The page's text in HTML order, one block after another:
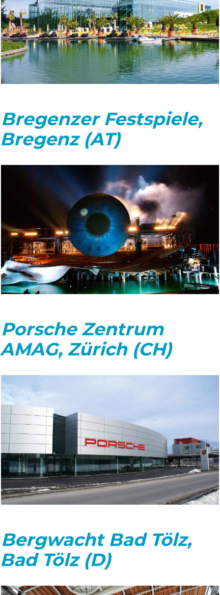
Bregenzer Festspiele,
Bregenz (AT)
Porsche Zentrum
AMAG, Zürich (CH)
Bergwacht Bad Tölz,
Bad Tölz (D)